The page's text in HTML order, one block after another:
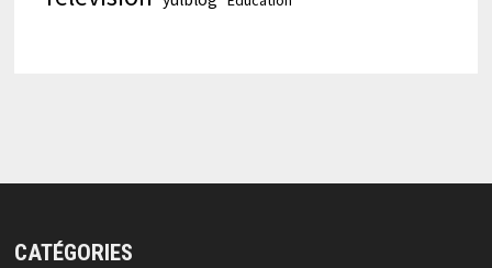
CATÉGORIES